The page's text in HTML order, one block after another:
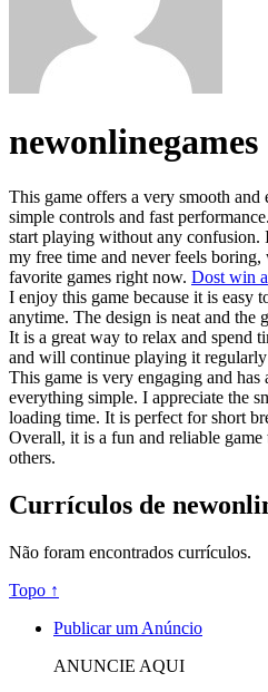
newonlinegames
This game offers a very smooth
simple controls and fast
start playing without any confusion.
my free time and never feels
favorite games right now. Dost win
I enjoy this game because it is easy
anytime. The design is neat and the
It is a great way to relax and spend
and will continue playing it
This game is very engaging and has
everything simple. I appreciate the
loading time. It is perfect for short
Overall, it is a fun and reliable
others.
Currículos de
Não foram encontrados currículos.
Topo ↑
Publicar um Anúncio
ANUNCIE AQUI